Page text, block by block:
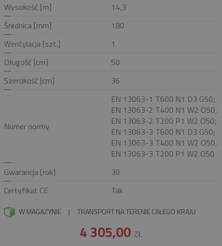
Wysokość [m]
14,3
Średnica [mm]
180
Wentylacja [szt.]
1
Długość [cm]
50
Szerokość [cm]
36
Numer normy
EN 13063-1 T600 N1 D3 G50;
EN 13063-2 T400 N1 W2 O50;
EN 13063-2 T200 P1 W2 O50;
EN 13063-3 T600 N1 D3 G50;
EN 13063-3 T400 N1 W2 O50;
EN 13063-3 T200 P1 W2 O50
Gwarancja [rok]
30
Certyfikat CE
Tak
W MAGAZYNIE | TRANSPORT NA TERENIE CAŁEGO KRAJU
4 305,00 ZŁ